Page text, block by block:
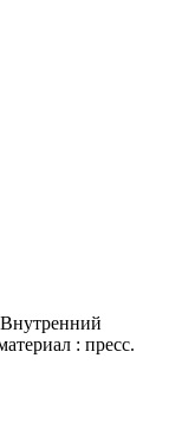
: пресс.